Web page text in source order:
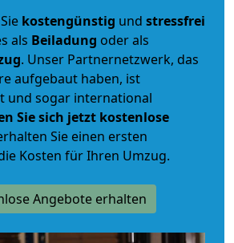
kostengünstig und stressfrei
als Beiladung oder als
. Unser Partnernetzwerk, das
aufgebaut haben, ist
und sogar international
Sie sich jetzt kostenlose
Sie einen ersten
Kosten für Ihren Umzug.
Angebote erhalten